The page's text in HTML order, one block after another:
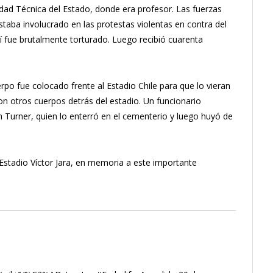
Técnica del Estado, donde era profesor. Las fuerzas
involucrado en las protestas violentas en contra del
fue brutalmente torturado. Luego recibió cuarenta
fue colocado frente al Estadio Chile para que lo vieran
otros cuerpos detrás del estadio. Un funcionario
quien lo enterró en el cementerio y luego huyó de
Víctor Jara, en memoria a este importante